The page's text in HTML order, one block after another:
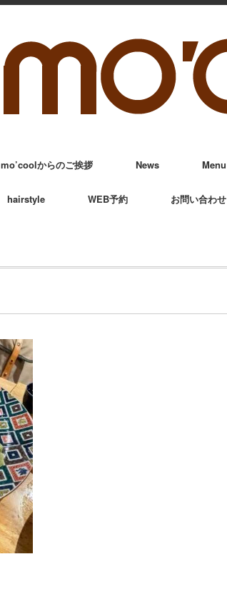
mo’coolからのご挨拶 News Menu
hairstyle WEB予約 お問い合わせ